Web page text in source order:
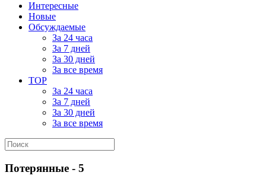
Интересные
Новые
Обсуждаемые
За 24 часа
За 7 дней
За 30 дней
За все время
TOP
За 24 часа
За 7 дней
За 30 дней
За все время
Потерянные - 5